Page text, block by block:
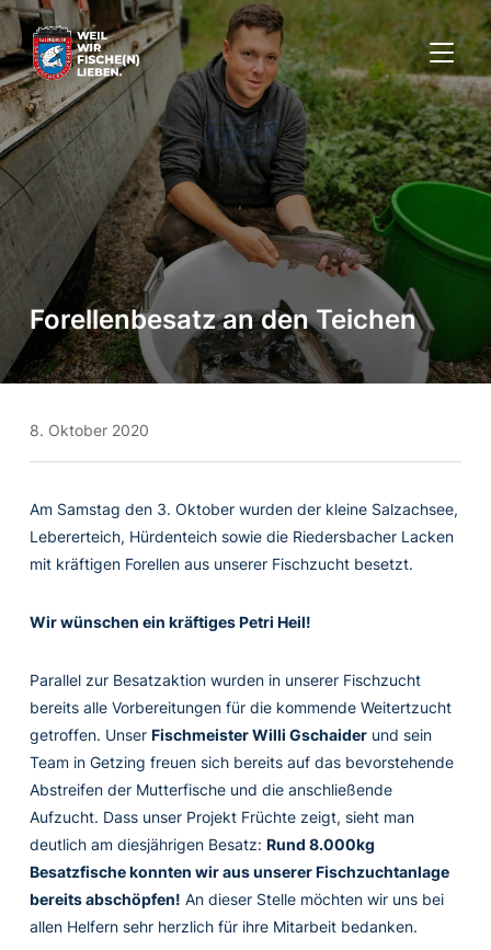
Forellenbesatz an den Teichen
8. Oktober 2020
Am Samstag den 3. Oktober wurden der kleine Salzachsee,
Lebererteich, Hürdenteich sowie die Riedersbacher Lacken
mit kräftigen Forellen aus unserer Fischzucht besetzt.
Wir wünschen ein kräftiges Petri Heil!
Parallel zur Besatzaktion wurden in unserer Fischzucht
bereits alle Vorbereitungen für die kommende Weitertzucht
getroffen. Unser Fischmeister Willi Gschaiderund sein
Team in Getzing freuen sich bereits auf das bevorstehende
Abstreifen der Mutterfische und die anschließende
Aufzucht. Dass unser Projekt Früchte zeigt, sieht man
deutlich am diesjährigen Besatz: Rund 8.000kg
Besatzfische konnten wir aus unserer Fischzuchtanlage
bereits abschöpfen! An dieser Stelle möchten wir uns bei
allen Helfern sehr herzlich für ihre Mitarbeit bedanken.